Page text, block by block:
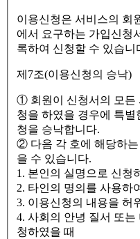
이용신청은 서비스의 회
에서 요구하는 가입신청
록하여 신청할 수 있습니
제7조(이용신청의 승낙)
① 회원이 신청서의 모든
청을 하였을 경우에 특
청을 승낙합니다.
② 다음 각 호에 해당하
을 수 있습니다.
1. 본인의 실명으로 신청
2. 타인의 명의를 사용하
3. 이용신청의 내용을 허
4. 사회의 안녕 질서 또
청하였을 때